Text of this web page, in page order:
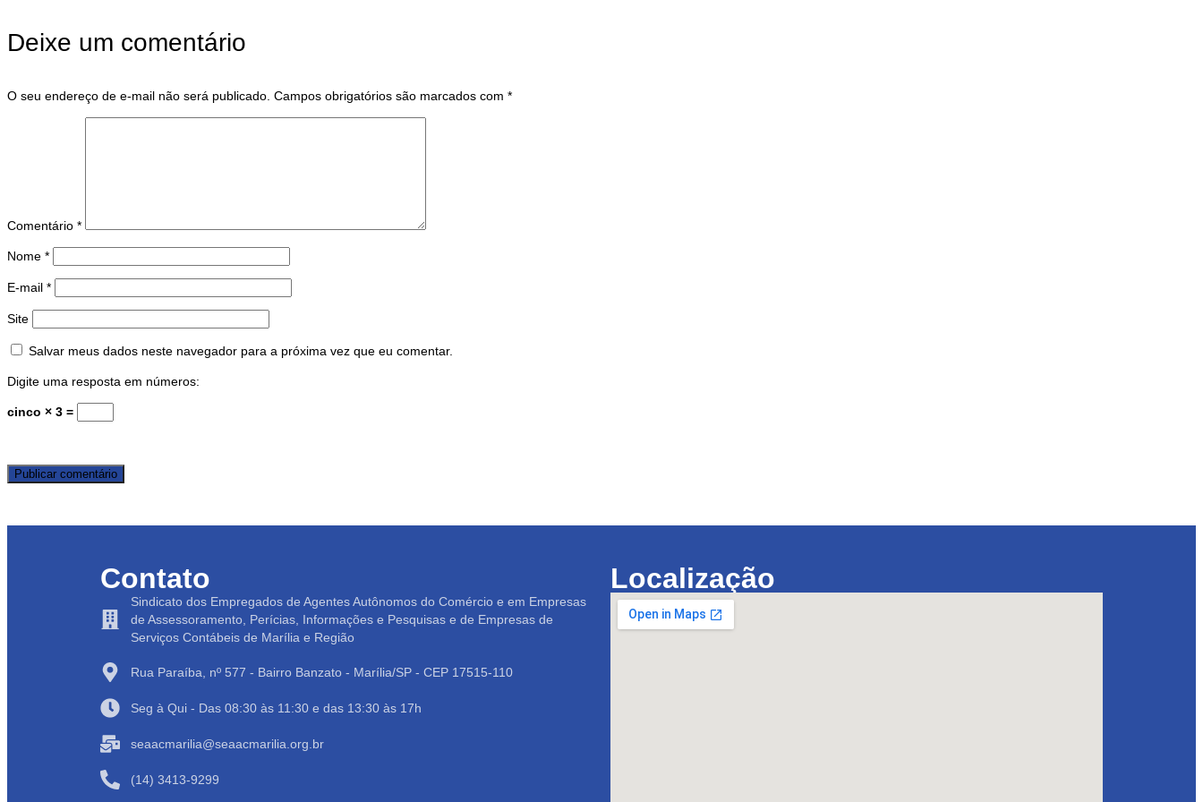
Deixe um comentário
O seu endereço de e-mail não será publicado. Campos obrigatórios são marcados com *
Comentário *
Nome *
E-mail *
Site
Salvar meus dados neste navegador para a próxima vez que eu comentar.
Digite uma resposta em números:
cinco × 3 =
Contato
Sindicato dos Empregados de Agentes Autônomos do Comércio e em Empresas
de Assessoramento, Perícias, Informações e Pesquisas e de Empresas de
Serviços Contábeis de Marília e Região
Rua Paraíba, nº 577 - Bairro Banzato - Marília/SP - CEP 17515-110
Seg à Qui - Das 08:30 às 11:30 e das 13:30 às 17h
seaacmarilia@seaacmarilia.org.br
(14) 3413-9299
Localização